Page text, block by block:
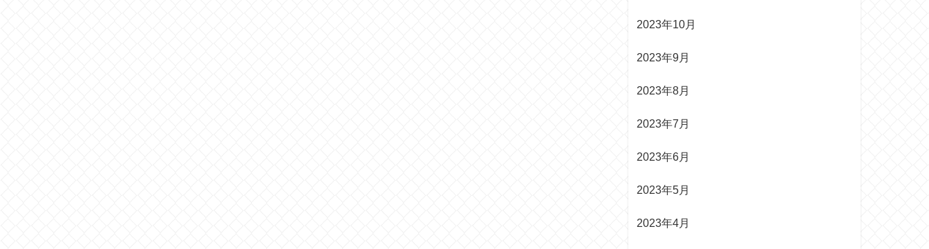
2023年10月
2023年9月
2023年8月
2023年7月
2023年6月
2023年5月
2023年4月